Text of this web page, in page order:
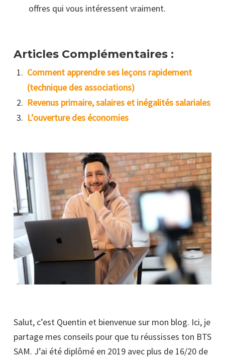
offres qui vous intéressent vraiment.
Articles Complémentaires :
Comment apprendre ses leçons rapidement
(technique des associations)
Revenus primaire, salaires et inégalités salariales
L’ouverture des économies
Salut, c’est Quentin et bienvenue sur mon blog. Ici, je
partage mes conseils pour que tu réussisses ton BTS
SAM. J’ai été diplômé en 2019 avec plus de 16/20 de